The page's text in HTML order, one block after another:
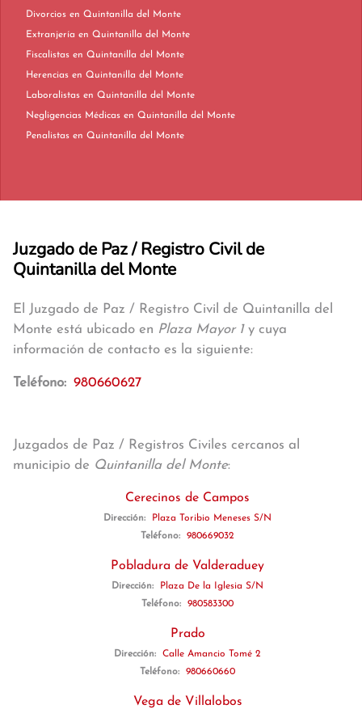
Divorcios en Quintanilla del Monte
Extranjería en Quintanilla del Monte
Fiscalistas en Quintanilla del Monte
Herencias en Quintanilla del Monte
Laboralistas en Quintanilla del Monte
Negligencias Médicas en Quintanilla del Monte
Penalistas en Quintanilla del Monte
Juzgado de Paz / Registro Civil de
Quintanilla del Monte
El Juzgado de Paz / Registro Civil de Quintanilla del
Monte está ubicado en Plaza Mayor 1y cuya
información de contacto es la siguiente:
Teléfono: 980660627
Juzgados de Paz / Registros Civiles cercanos al
municipio de Quintanilla del Monte:
Cerecinos de Campos
Dirección:
Plaza Toribio Meneses S/N
Teléfono:
980669032
Pobladura de Valderaduey
Dirección:
Plaza De la Iglesia S/N
Teléfono:
980583300
Prado
Dirección:
Calle Amancio Tomé 2
Teléfono:
980660660
Vega de Villalobos